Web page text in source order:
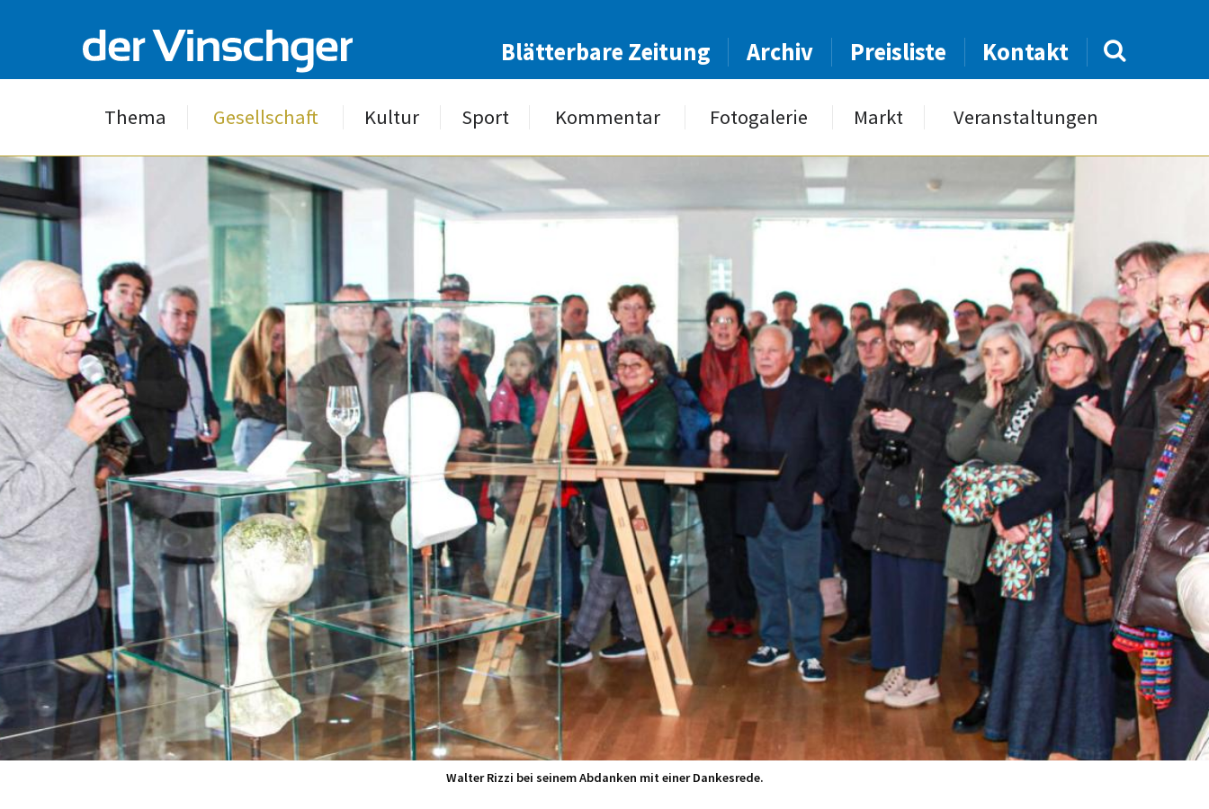
Blätterbare Zeitung Archiv Preisliste Kontakt
Thema Gesellschaft Kultur Sport Kommentar Fotogalerie Markt Veranstaltungen
Walter Rizzi bei seinem Abdanken mit einer Dankesrede.